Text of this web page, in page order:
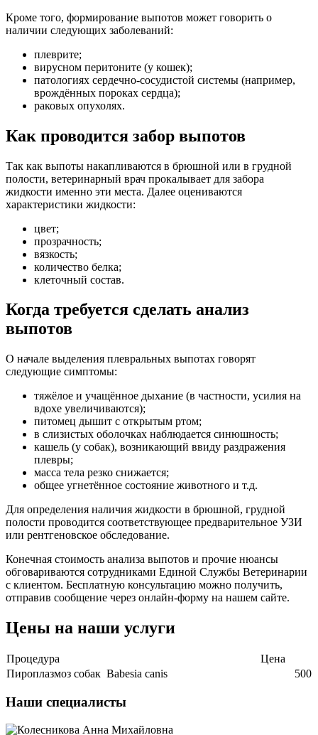
Кроме того, формирование выпотов может говорить о
наличии следующих заболеваний:
плеврите;
вирусном перитоните (у кошек);
патологиях сердечно-сосудистой системы (например,
врождённых пороках сердца);
раковых опухолях.
Как проводится забор выпотов
Так как выпоты накапливаются в брюшной или в грудной
полости, ветеринарный врач прокалывает для забора
жидкости именно эти места. Далее оцениваются
характеристики жидкости:
цвет;
прозрачность;
вязкость;
количество белка;
клеточный состав.
Когда требуется сделать анализ
выпотов
О начале выделения плевральных выпотах говорят
следующие симптомы:
тяжёлое и учащённое дыхание (в частности, усилия на
вдохе увеличиваются);
питомец дышит с открытым ртом;
в слизистых оболочках наблюдается синюшность;
кашель (у собак), возникающий ввиду раздражения
плевры;
масса тела резко снижается;
общее угнетённое состояние животного и т.д.
Для определения наличия жидкости в брюшной, грудной
полости проводится соответствующее предварительное УЗИ
или рентгеновское обследование.
Конечная стоимость анализа выпотов и прочие нюансы
обговариваются сотрудниками Единой Службы Ветеринарии
с клиентом. Бесплатную консультацию можно получить,
отправив сообщение через онлайн-форму на нашем сайте.
Цены на наши услуги
Процедура
Цена
Пироплазмоз собак Babesia canis
500
Наши специалисты